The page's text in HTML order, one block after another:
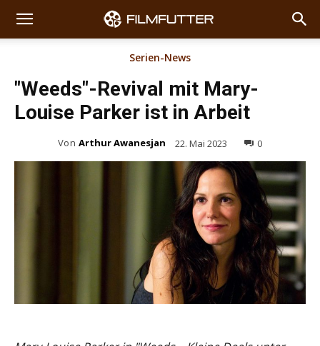
Serien-News
"Weeds"-Revival mit Mary-
Louise Parker ist in Arbeit
Von Arthur Awanesjan 22. Mai 2023 0